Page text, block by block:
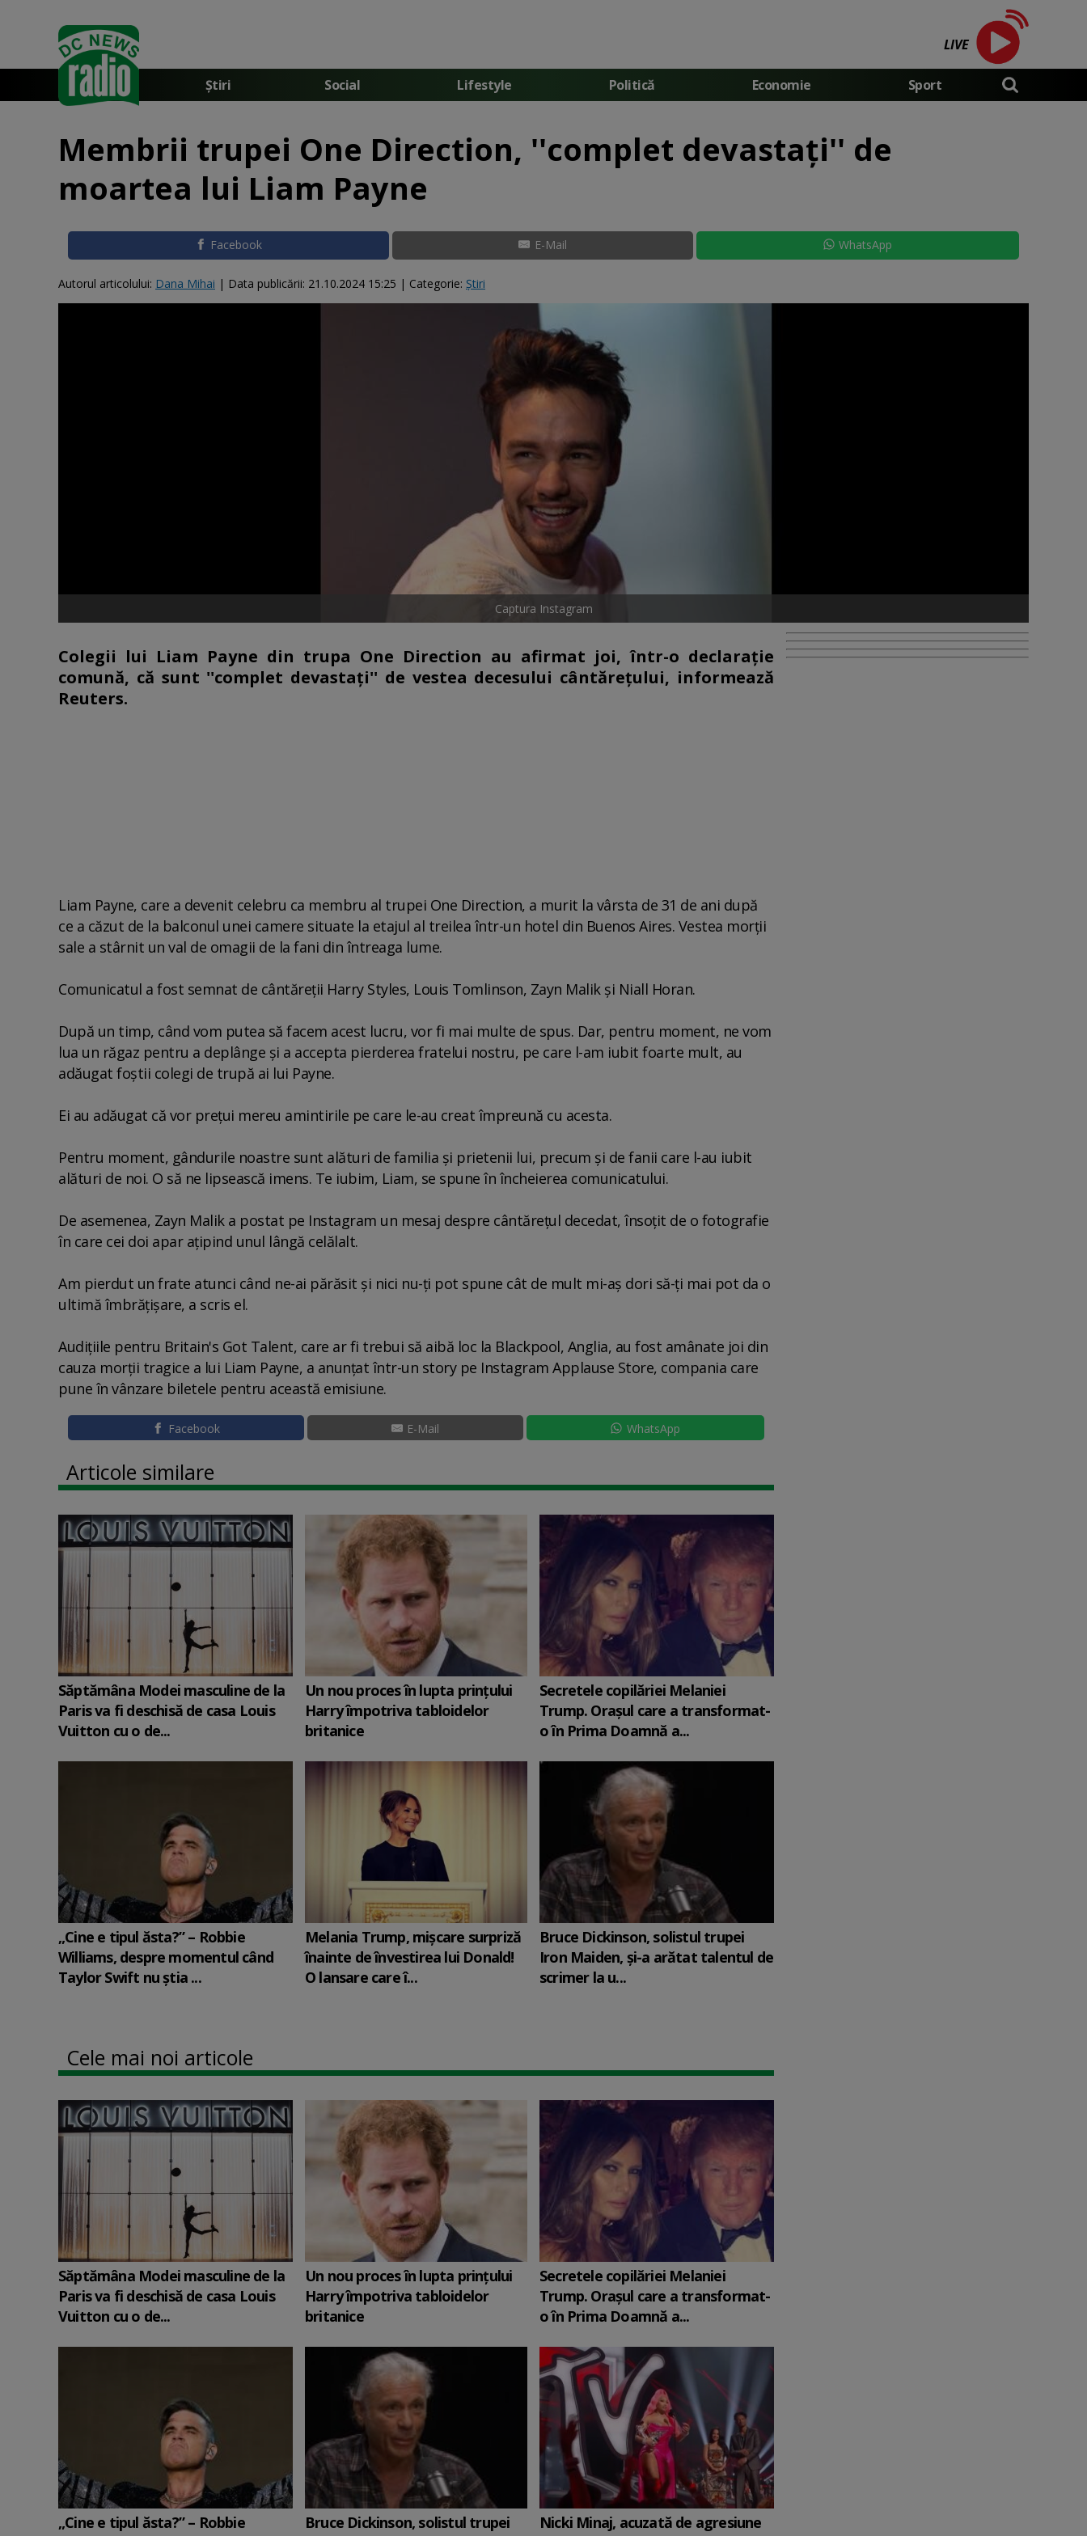
LIVE
Știri Social Lifestyle Politică Economie Sport
Membrii trupei One Direction, ''complet devastaţi'' de
moartea lui Liam Payne
Facebook E-Mail WhatsApp
Autorul articolului: Dana Mihai | Data publicării: 21.10.2024 15:25 | Categorie: Știri
Captura Instagram
Colegii lui Liam Payne din trupa One Direction au afirmat joi, într-o declaraţie
comună, că sunt ''complet devastaţi'' de vestea decesului cântăreţului, informează
Reuters.
Liam Payne, care a devenit celebru ca membru al trupei One Direction, a murit la vârsta de 31 de ani după
ce a căzut de la balconul unei camere situate la etajul al treilea într-un hotel din Buenos Aires. Vestea morţii
sale a stârnit un val de omagii de la fani din întreaga lume.
Comunicatul a fost semnat de cântăreţii Harry Styles, Louis Tomlinson, Zayn Malik şi Niall Horan.
După un timp, când vom putea să facem acest lucru, vor fi mai multe de spus. Dar, pentru moment, ne vom
lua un răgaz pentru a deplânge şi a accepta pierderea fratelui nostru, pe care l-am iubit foarte mult, au
adăugat foştii colegi de trupă ai lui Payne.
Ei au adăugat că vor preţui mereu amintirile pe care le-au creat împreună cu acesta.
Pentru moment, gândurile noastre sunt alături de familia şi prietenii lui, precum şi de fanii care l-au iubit
alături de noi. O să ne lipsească imens. Te iubim, Liam, se spune în încheierea comunicatului.
De asemenea, Zayn Malik a postat pe Instagram un mesaj despre cântăreţul decedat, însoţit de o fotografie
în care cei doi apar aţipind unul lângă celălalt.
Am pierdut un frate atunci când ne-ai părăsit şi nici nu-ţi pot spune cât de mult mi-aş dori să-ţi mai pot da o
ultimă îmbrăţişare, a scris el.
Audiţiile pentru Britain's Got Talent, care ar fi trebui să aibă loc la Blackpool, Anglia, au fost amânate joi din
cauza morţii tragice a lui Liam Payne, a anunţat într-un story pe Instagram Applause Store, compania care
pune în vânzare biletele pentru această emisiune.
Facebook E-Mail WhatsApp
Articole similare
Săptămâna Modei masculine de la
Paris va fi deschisă de casa Louis
Vuitton cu o de...
Un nou proces în lupta prinţului
Harry împotriva tabloidelor
britanice
Secretele copilăriei Melaniei
Trump. Orașul care a transformat-
o în Prima Doamnă a...
„Cine e tipul ăsta?” – Robbie
Williams, despre momentul când
Taylor Swift nu știa ...
Melania Trump, mișcare surpriză
înainte de învestirea lui Donald!
O lansare care î...
Bruce Dickinson, solistul trupei
Iron Maiden, şi-a arătat talentul de
scrimer la u...
Cele mai noi articole
Săptămâna Modei masculine de la
Paris va fi deschisă de casa Louis
Vuitton cu o de...
Un nou proces în lupta prinţului
Harry împotriva tabloidelor
britanice
Secretele copilăriei Melaniei
Trump. Orașul care a transformat-
o în Prima Doamnă a...
„Cine e tipul ăsta?” – Robbie
Bruce Dickinson, solistul trupei
Nicki Minaj, acuzată de agresiune